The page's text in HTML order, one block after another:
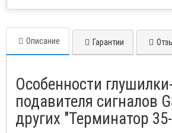
Описание Гарантии
Особенности глушилки-
подавителя сигналов
других "Терминатор